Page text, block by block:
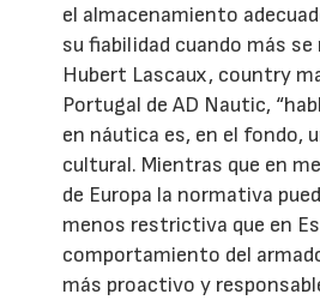
el almacenamiento
su fiabilidad cuando más se
Hubert Lascaux, country
Portugal de AD Nautic,
en náutica es, en el fondo,
cultural. Mientras que en
de Europa la normativa
menos restrictiva que en
comportamiento del
más proactivo y